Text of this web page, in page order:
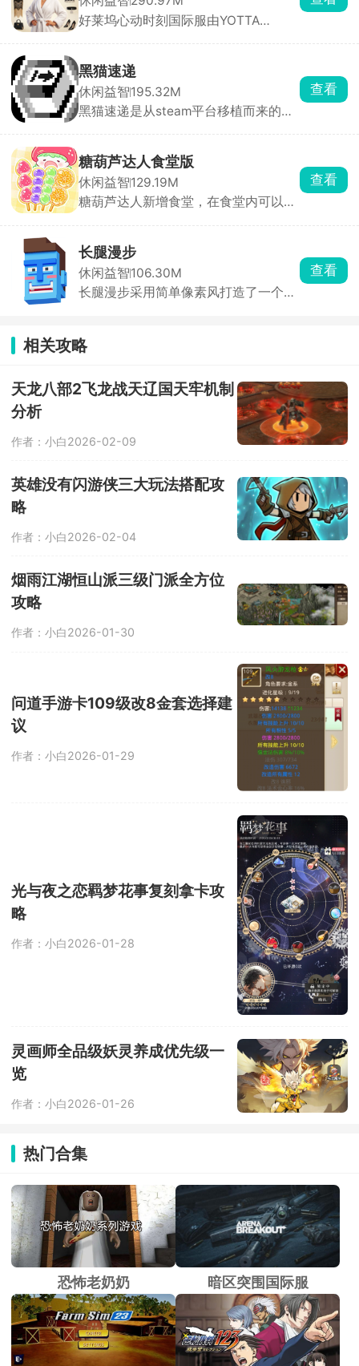
高分。游戏还支持自定义改装系统，能
够打造极具特色的车辆，完成更多的挑
好莱坞心动时刻国际服由YOTTA
型打造展开，无固定搭配限制，玩家可
自主组化妆造，帮助明星打造不同的造
型用于不同的场景，同时还兼具艺人经
营要素，打理演艺事业。
黑猫速递
休闲益智195.32M
黑猫速递是从steam平台移植而来的送
点，以此来获取货币钞票。游戏过程中
还可以与当地居民npc进行交流，会有
不一样的收获。游戏采用经典像素风，
画面温馨治愈，玩法简单易上手，在
查看
糖葫芦达人食堂版
休闲益智129.19M
糖葫芦达人新增食堂，在食堂内可以自
各样的食物制作糖葫芦，成为一名真正
的糖葫芦达人。糖葫芦达人游戏以模拟
经营玩法为核心，接受父母的糖葫芦
店，每日进购新鲜的水果，裹糖衣，制
益，游戏玩法内容丰富，还有更多新的
趣味板块等你来解锁。
查看
长腿漫步
休闲益智106.30M
长腿漫步采用简单像素风打造了一个有
设有各种各样的障碍，玩家需要小心的
避开。这只蓝皮僵尸还有皮肤可以选
师、舞厅dj等。游戏中有6种风格的地
图，难度会逐级升高。
查看
相关攻略
天龙八部2飞龙战天辽国天牢机制
分析
作者：小白2026-02-09
英雄没有闪游侠三大玩法搭配攻
略
作者：小白2026-02-04
烟雨江湖恒山派三级门派全方位
攻略
作者：小白2026-01-30
问道手游卡109级改8金套选择建
议
作者：小白2026-01-29
光与夜之恋羁梦花事复刻拿卡攻
略
作者：小白2026-01-28
灵画师全品级妖灵养成优先级一
览
作者：小白2026-01-26
热门合集
恐怖老奶奶 暗区突围国际服